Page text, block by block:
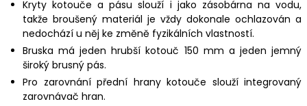
Kryty kotouče a pásu slouží i jako zásobárna na vodu,
takže broušený materiál je vždy dokonale ochlazován a
nedochází u něj ke změně fyzikálních vlastností.
Bruska má jeden hrubší kotouč 150 mm a jeden jemný
široký brusný pás.
Pro zarovnání přední hrany kotouče slouží integrovaný
zarovnávač hran.